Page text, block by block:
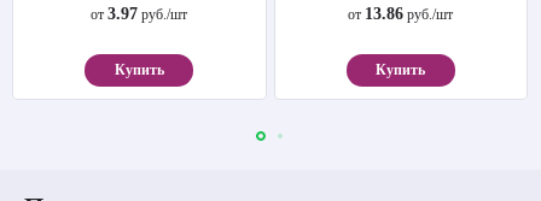
от3.97 руб./шт
Купить
от 13.86 руб./шт
Купить